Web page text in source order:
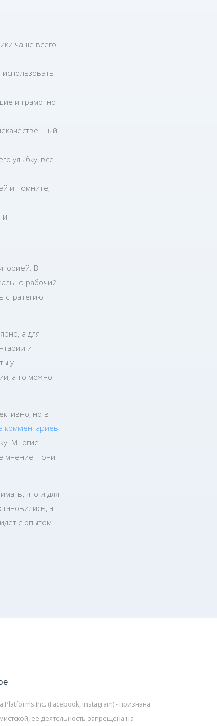
чаще всего
и грамотно
улыбку, все
и помните,
и
В
рабочий
стратегию
а для
и
у
а то можно
но в
комментариев
Многие
мнение – они
что и для
а
с опытом.
Platforms Inc. (Facebook, Instagram) - признана
ее деятельность запрещена на